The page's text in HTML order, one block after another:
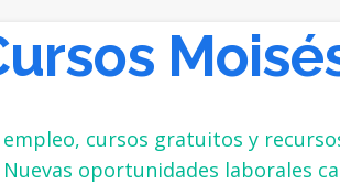
cursos gratuitos y
oportunidades laborales